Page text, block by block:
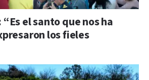
el santo que nos ha
los fieles